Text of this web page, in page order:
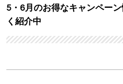
RECRUIT
PRIVACY POLICY
5・6月のお得なキャンペー
く紹介中